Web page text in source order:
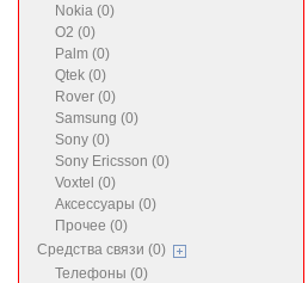
Nokia (0)
O2 (0)
Palm (0)
Qtek (0)
Rover (0)
Samsung (0)
Sony (0)
Sony Ericsson (0)
Voxtel (0)
Аксессуары (0)
Прочее (0)
Средства связи (0)
Телефоны (0)